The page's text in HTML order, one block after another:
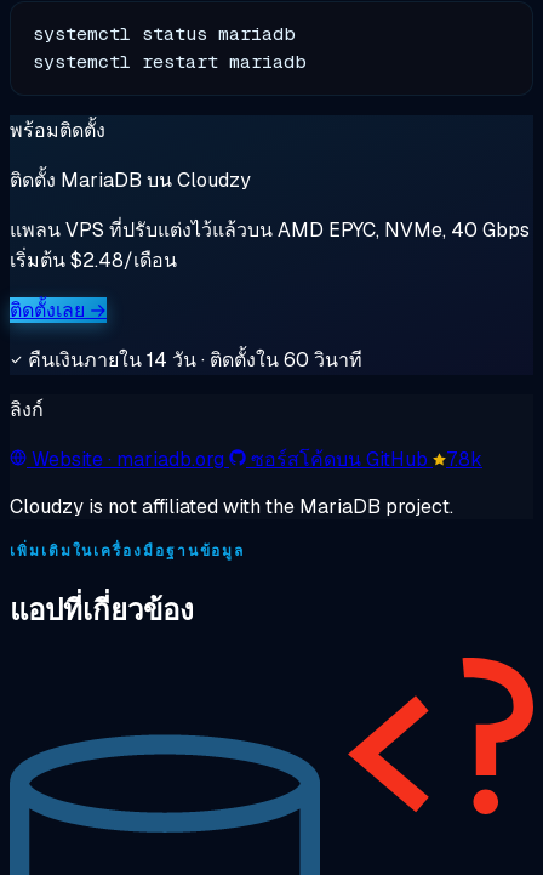
systemctl status mariadb
พร้อมติดตั้ง
ติดตั้ง MariaDB บน Cloudzy
แพลน VPS ที่ปรับแต่งไว้แล้วบน AMD EPYC, NVMe, 40 Gbps
เริ่มต้น $2.48/เดือน
ติดตั้งเลย →
คืนเงินภายใน 14 วัน · ติดตั้งใน 60 วินาที
ลิงก์
Website· mariadb.org ซอร์สโค้ดบน GitHub
7.8k
Cloudzy is not affiliated with the MariaDB project.
เพิ่มเติมในเครื่องมือฐานข้อมูล
แอปที่เกี่ยวข้อง